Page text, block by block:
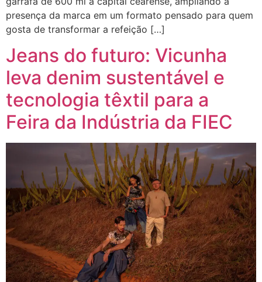
presença da marca em um formato pensado para quem
gosta de transformar a refeição […]
Jeans do futuro: Vicunha
leva denim sustentável e
tecnologia têxtil para a
Feira da Indústria da FIEC